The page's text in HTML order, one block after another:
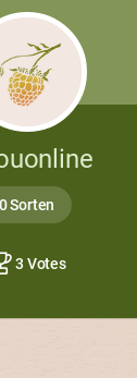
0 Sorten
3 Votes